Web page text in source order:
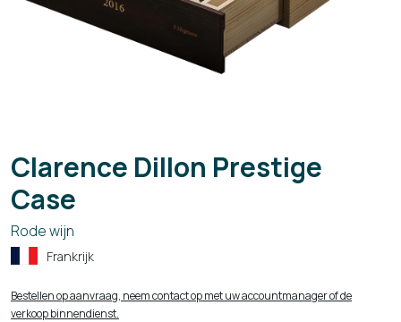
Clarence Dillon Prestige
Case
Rode wijn
Frankrijk
Bestellen op aanvraag, neem contact op met uw accountmanager of de
verkoop binnendienst.